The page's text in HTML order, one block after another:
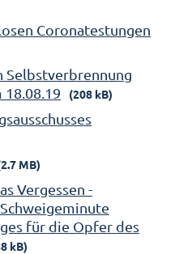
Coronatestungen
Selbstverbrennung
18.08.19
(208 kB)
MB)
Vergessen -
für die Opfer des
kB)